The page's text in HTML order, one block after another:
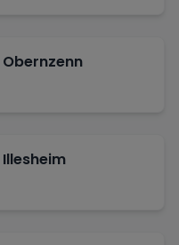
Obernzenn
Illesheim